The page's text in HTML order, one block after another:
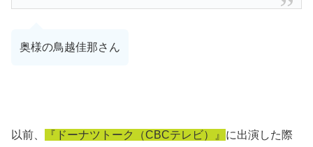
奥様の鳥越佳那さん
以前、 『ドーナツトーク（CBCテレビ）』 に出演した際